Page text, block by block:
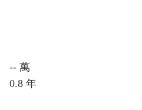
-- 萬
0.8 年